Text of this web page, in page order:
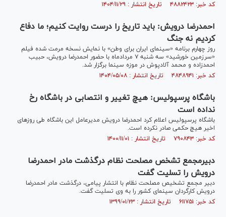
کد خبر: ۴۸۸۲۴۲۳ تاریخ انتشار : ۱۴۰۴/۱۱/۲۹
احمدرضا درویش: باید تاریخ را درست روایت کنیم؛ ما دفاع
کردیم نه جنگ
روز چهارم برنامه «سینمای ایران برای وطن» با نمایش نسخه مرمت شده فیلم
«سرزمین خورشید» سه شنبه ۷ مردادماه با حضور احمدرضا درویش، حبیب
احمدزاده و محمد آلادپوش در موزه سینما برگزار شد.
کد خبر: ۴۸۴۸۹۴۱ تاریخ انتشار : ۱۴۰۴/۰۵/۰۸
باشگاه پرسپولیس: هیچ تغییر و انتصابی در باشگاه رخ
نداده است
باشگاه پرسپولیس اعلام کرد احمدرضا درویش مدیرعامل این باشگاه طی روز‌های
اخیر هیچ حکمی صادر نکرده است.
کد خبر: ۷۹۰۸۴۳ تاریخ انتشار : ۱۴۰۰/۱۱/۰۱
دبیرمجمع تشخص مصلحت نظام درگذشت مادر احمدرضا
درویش را تسلیت گفت
دبیر مجمع تشخیص مصلحت نظام با انتشار پیامی، درگذشت مادر احمدرضا
درویش کارگردان سینمای کشور را به وی تسلیت گفت.
کد خبر: ۶۱۱۷۵۱ تاریخ انتشار : ۱۳۹۹/۰۱/۲۳